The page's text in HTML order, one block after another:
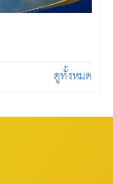
ดูทั้งหมด